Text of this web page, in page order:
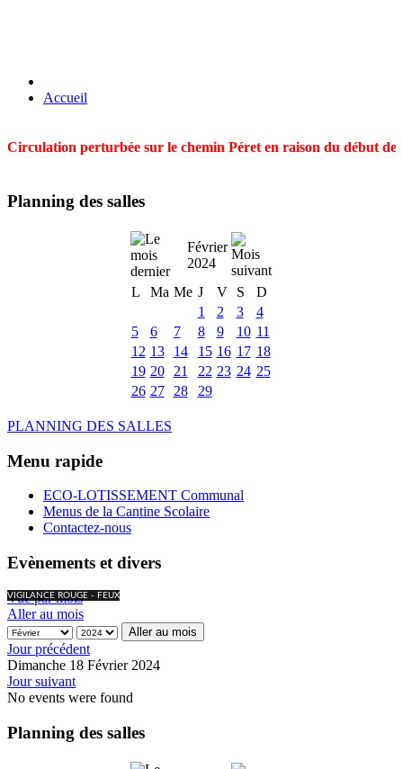
Accueil
Circulation perturbée sur le chemin Péret en raison du début
Planning des salles
Février
2024
L
Ma Me J V S
D
1
2 3
4
5
6 7 8 9 10 11
12 13 14 15 16 17 18
19 20 21 22 23 24 25
26 27 28 29
PLANNING DES SALLES
Menu rapide
ECO-LOTISSEMENT Communal
Menus de la Cantine Scolaire
Contactez-nous
Evènements et divers
VIGILANCE ROUGE - FEUX
Vue par mois
Aller au mois
Aller au mois
Jour précédent
Dimanche 18 Février 2024
Jour suivant
No events were found
Planning des salles